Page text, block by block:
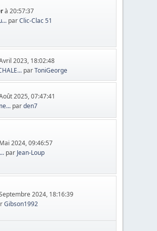
à 20:57:37
parClic-Clac 51
2023, 18:02:48
parToniGeorge
2025, 07:47:41
parden7
2024, 09:46:57
par Jean-Loup
2024, 18:16:39
Gibson1992